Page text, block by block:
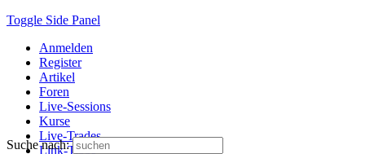
Toggle Side Panel
Anmelden
Register
Artikel
Foren
Live-Sessions
Kurse
Live-Trades
Link-Tipps
Suche nach: